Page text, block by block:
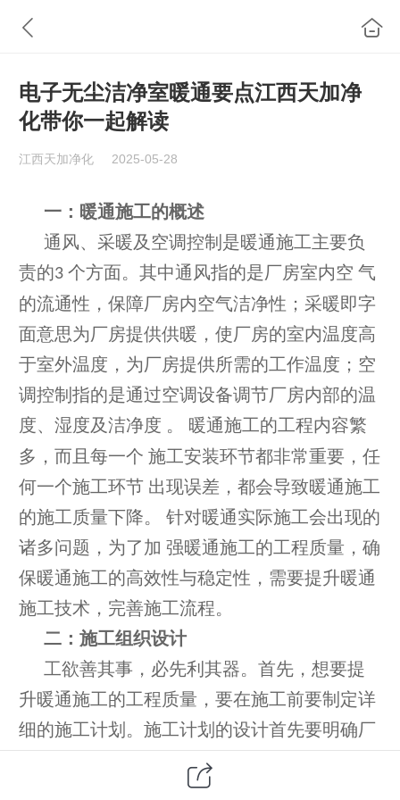
电子无尘洁净室暖通要点江西天加净
化带你一起解读
江西天加净化 2025-05-28
一： 暖通施工的概述
通风、采暖及空调控制是暖通施工主要负
责的3 个方面。其中通风指的是厂房室内空 气
的流通性，保障厂房内空气洁净性；采暖即字
面意思为厂房提供供暖，使厂房的室内温度高
于室外温度，为厂房提供所需的工作温度； 空
调控制指的是通过空调设备调节厂房内部的温
度、湿度及洁净度 。 暖通施工的工程内容繁
多，而且每一个 施工安装环节都非常重要，任
何一个施工环节 出现误差，都会导致暖通施工
的施工质量下降。 针对暖通实际施工会出现的
诸多问题，为了加 强暖通施工的工程质量，确
保暖通施工的高效性与稳定性，需要提升暖通
施工技术，完善施 工流程。
二： 施工组织设计
工欲善其事，必先利其器。首先，想要提
升暖通施工的工程质量，要在施工前要制定详
细的施工计划。施工计划的设计首先要明确厂
房需求，然后详细考察整体的施工环境，
才能设计符合需求的暖通施工工程技术。